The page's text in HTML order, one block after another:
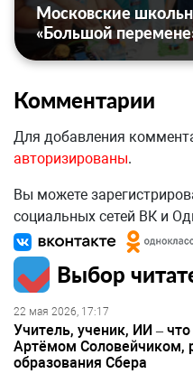
Московские
«Большой
Комментарии
Для добавления
авторизированы.
Вы можете
социальных сетей ВК и
Выбор
22 мая 2026, 17:17
Учитель, ученик, ИИ –
Артёмом Соловейчиком,
образования Сбера